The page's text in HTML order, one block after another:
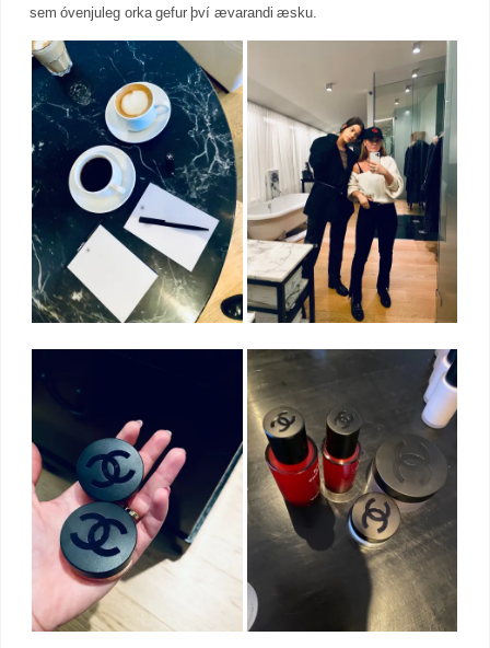
sem óvenjuleg orka gefur því ævarandi æsku.